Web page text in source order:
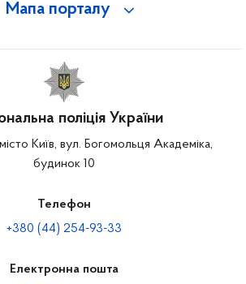
Мапа порталу
поліція України
Київ, вул. Богомольця Академіка,
будинок 10
Телефон
+380 (44) 254-93-33
Електронна пошта